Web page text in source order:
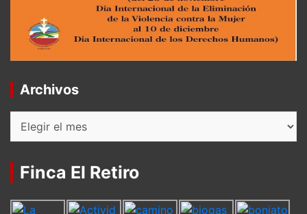
Archivos
Archivos
Finca El Retiro